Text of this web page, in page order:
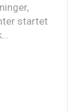
startet